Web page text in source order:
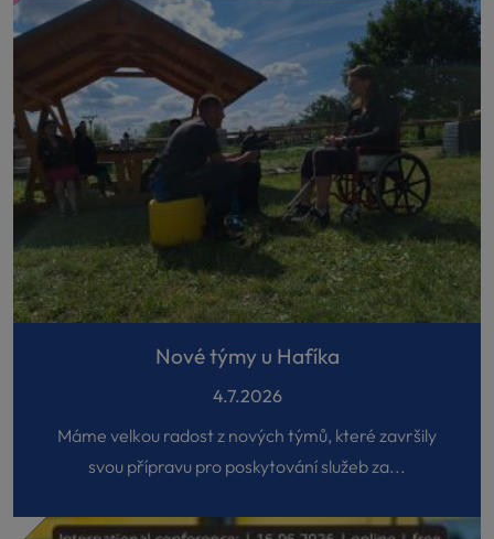
Nové týmy u Hafíka
4.7.2026
Máme velkou radost z nových týmů, které završily
svou přípravu pro poskytování služeb za...